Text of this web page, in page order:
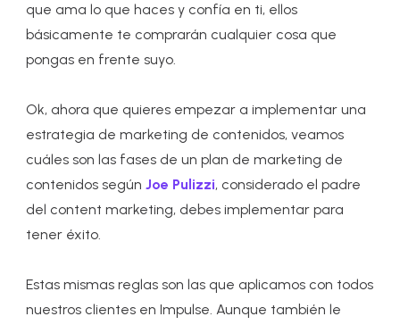
que ama lo que haces y confía en ti, ellos
básicamente te comprarán cualquier cosa que
pongas en frente suyo.
Ok, ahora que quieres empezar a implementar una
estrategia de marketing de contenidos, veamos
cuáles son las fases de un plan de marketing de
contenidos segúnJoe Pulizzi, considerado el padre
del content marketing, debes implementar para
tener éxito.
Estas mismas reglas son las que aplicamos con todos
nuestros clientes en Impulse. Aunque también le